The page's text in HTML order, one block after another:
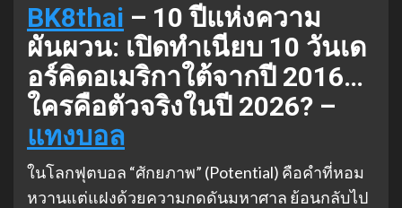
BK8thai – 10 ปีแห่งความ
ผันผวน: เปิดทำเนียบ 10 วันเด
อร์คิดอเมริกาใต้จากปี 2016…
ใครคือตัวจริงในปี 2026? –
แทงบอล
ในโลกฟุตบอล “ศักยภาพ” (Potential) คือคำที่หอม
หวานแต่แฝงด้วยความกดดันมหาศาล ย้อนกลับไป